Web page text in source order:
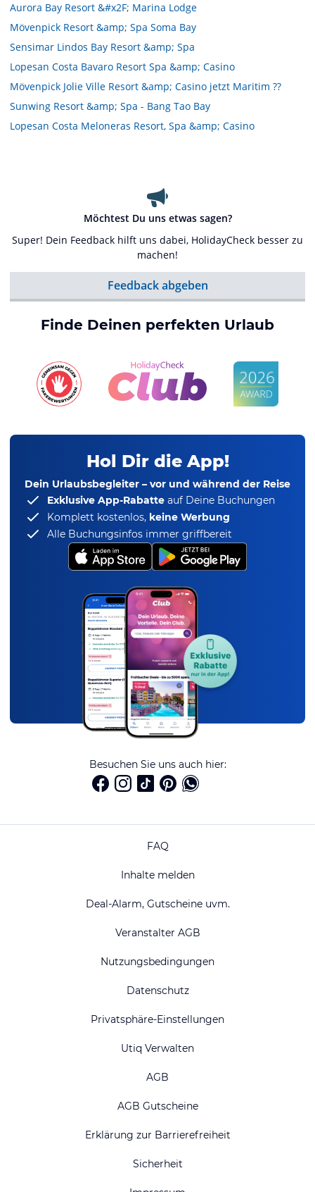
Aurora Bay Resort &#x2F; Marina Lodge
Mövenpick Resort &amp; Spa Soma Bay
Sensimar Lindos Bay Resort &amp; Spa
Lopesan Costa Bavaro Resort Spa &amp; Casino
Mövenpick Jolie Ville Resort &amp; Casino jetzt Maritim ??
Sunwing Resort &amp; Spa - Bang Tao Bay
Lopesan Costa Meloneras Resort, Spa &amp; Casino
Möchtest Du uns etwas sagen?
Super! Dein Feedback hilft uns dabei, HolidayCheck besser zu
machen!
Feedback abgeben
Finde Deinen perfekten Urlaub
Hol Dir die App!
Dein Urlaubsbegleiter – vor und während der Reise
Exklusive App-Rabatte auf Deine Buchungen
Komplett kostenlos, keine Werbung
Alle Buchungsinfos immer griffbereit
Besuchen Sie uns auch hier:
FAQ
Inhalte melden
Deal-Alarm, Gutscheine uvm.
Veranstalter AGB
Nutzungsbedingungen
Datenschutz
Privatsphäre-Einstellungen
Utiq Verwalten
AGB
AGB Gutscheine
Erklärung zur Barrierefreiheit
Sicherheit